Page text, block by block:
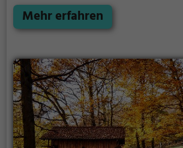
Schlangenbad reiten.
Mehr erfahren